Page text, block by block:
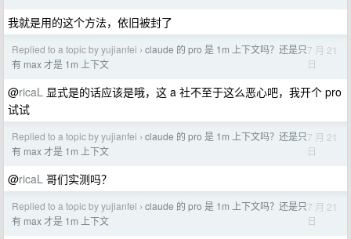
我就是用的这个方法，依旧被封了
Replied to a topic by yujianfei › claude 的 pro 是 1m 上下文吗？还是只
有 max 才是 1m 上下文
7 月 21
日
@ricaL 显式是的话应该是哦，这 a 社不至于这么恶心吧，我开个 pro
试试
Replied to a topic by yujianfei › claude 的 pro 是 1m 上下文吗？还是只
有 max 才是 1m 上下文
7 月 21
日
@ricaL 哥们实测吗？
Replied to a topic by yujianfei › claude 的 pro 是 1m 上下文吗？还是只
有 max 才是 1m 上下文
7 月 21
日